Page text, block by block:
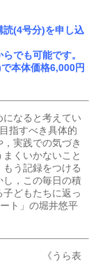
(4号分)を申し込
でも可能です。
本体価格6,000円
なると考えてい
指すべき具体的
実践での気づき
くいかないこと
う記録をつける
し，この毎日の積
どもたちに返っ
ト」の堀井悠平
ら表